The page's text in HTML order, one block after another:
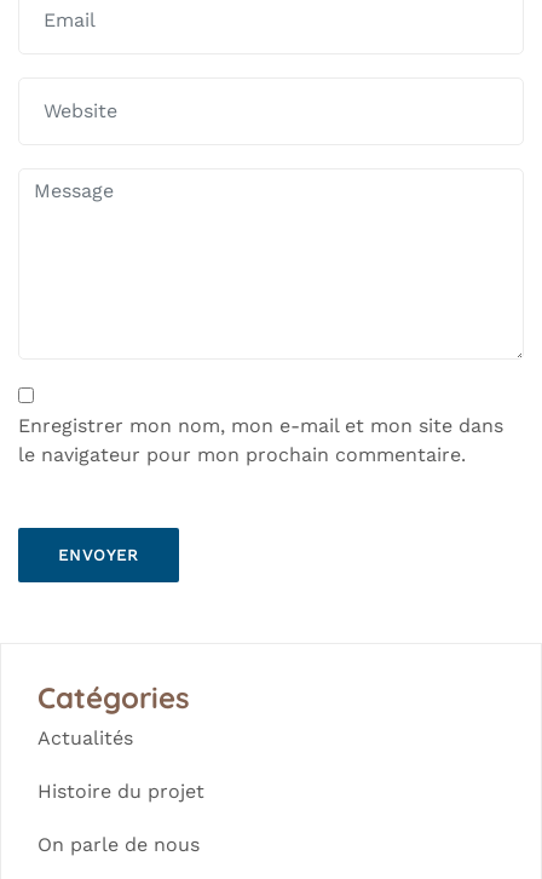
Enregistrer mon nom, mon e-mail et mon site dans
le navigateur pour mon prochain commentaire.
Catégories
Actualités
Histoire du projet
On parle de nous